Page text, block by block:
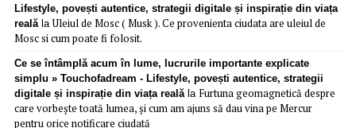
Lifestyle, povești autentice, strategii digitale și inspirație din viața
realălaUleiul de Mosc ( Musk ). Ce provenienta ciudata are uleiul de
Mosc si cum poate fi folosit.
Ce se întâmplă acum în lume, lucrurile importante explicate
simplu » Touchofadream - Lifestyle, povești autentice, strategii
digitale și inspirație din viața realăla Furtuna geomagnetică despre
care vorbește toată lumea, și cum am ajuns să dau vina pe Mercur
pentru orice notificare ciudată